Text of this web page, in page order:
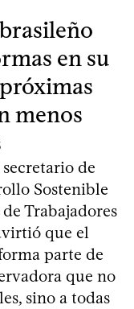
en su
menos
de
Sostenible
Trabajadores
que el
parte de
que no
sino a todas